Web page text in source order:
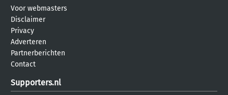
Voor webmasters
Disclaimer
Privacy
Adverteren
Partnerberichten
Contact
Supporters.nl